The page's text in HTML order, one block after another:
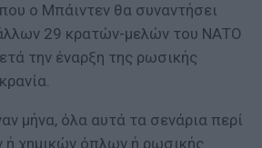
ο Μπάιντεν θα συναντήσει
29 κρατών-μελών του ΝΑΤΟ
την έναρξη της ρωσικής
μήνα, όλα αυτά τα σενάρια περί
ή χημικών όπλων ή ρωσικής